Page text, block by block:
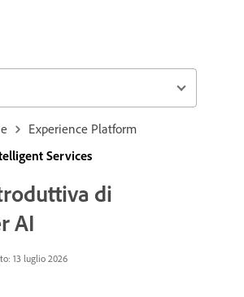
Experience Platform
Services
di
AI
13 luglio 2026